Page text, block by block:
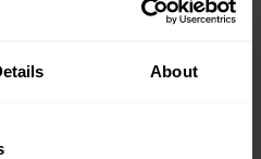
About
paslaugomis susijusioms